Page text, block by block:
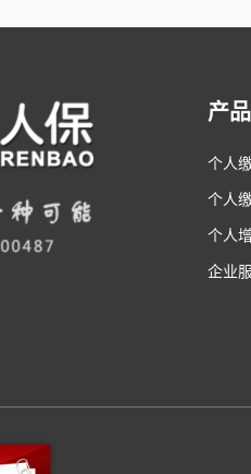
产
个人
个人
个人
企业